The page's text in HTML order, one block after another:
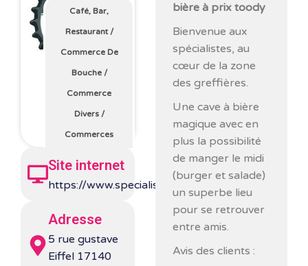
Café, Bar,
Restaurant/
Commerce De
Bouche/
Commerce
Divers/
Commerces
Site internet
https://www.specialistes17.com/
Adresse
5 rue gustave
Eiffel 17140
bière à prix toody
Bienvenue aux
spécialistes, au
cœur de la zone
des greffières.
Une cave à bière
magique avec en
plus la possibilité
de manger le midi
(burger et salade)
un superbe lieu
pour se retrouver
entre amis.
Avis des clients :